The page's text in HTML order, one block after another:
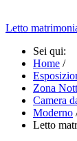
Letto
Sei qui:
Home /
Zona
Camera
Moderno
Letto